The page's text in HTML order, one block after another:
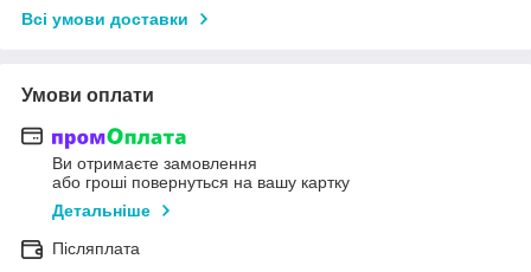
Всі умови доставки
Умови оплати
Ви отримаєте замовлення
або гроші повернуться на вашу картку
Детальніше
Післяплата